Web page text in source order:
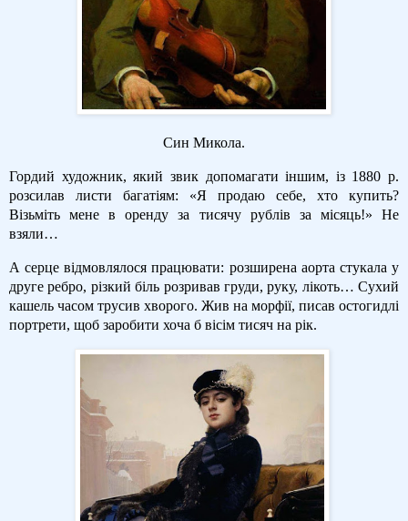
Син Микола.
Гордий художник, який звик допомагати іншим, із 1880 р.
розсилав листи багатіям: «Я продаю себе, хто купить?
Візьміть мене в оренду за тисячу рублів за місяць!» Не
взяли…
А серце відмовлялося працювати: розширена аорта стукала у
друге ребро, різкий біль розривав груди, руку, лікоть… Сухий
кашель часом трусив хворого. Жив на морфії, писав остогидлі
портрети, щоб заробити хоча б вісім тисяч на рік.